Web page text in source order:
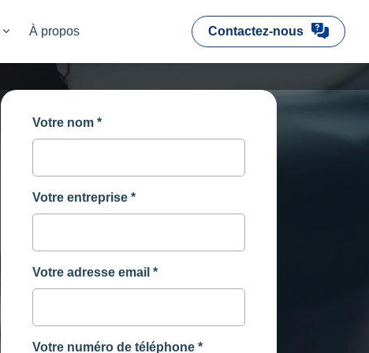
À propos Contactez-nous
Votre nom *
Votre entreprise *
Votre adresse email *
Votre numéro de téléphone *